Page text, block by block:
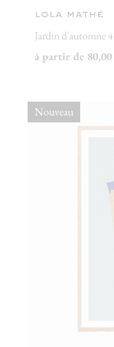
lola mathé
Jardin d'automne 4
à partir de
Nouveau